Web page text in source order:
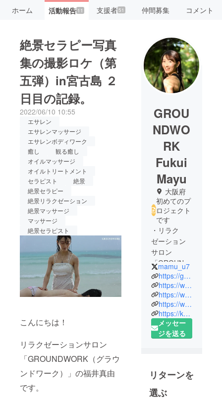
ホーム 活動報告11 支援者51 仲間募集 コメント
絶景セラピー写真
集の撮影ロケ（第
五弾）in宮古島 ２
日目の記録。
2022/06/10 10:55
エサレン
エサレンマッサージ
エサレンボディワーク
癒し
観る癒し
オイルマッサージ
オイルトリートメント
セラピスト
絶景
絶景セラピー
絶景リラクゼーション
絶景マッサージ
マッサージ
絶景セラピスト
こんにちは！
リラクゼーションサロン
「GROUNDWORK（グラウ
ンドワーク）」の福井真由
です。
GROU
NDWO
RK
Fukui
Mayu
大阪府
初めてのプ
ロジェクト
です
・リラク
ゼーション
サロン
「GROUND
WORK（グ
ランドワー
ク）」主宰
（大阪）
・絶景セラ
ピスト
・フリーモ
どうぞ宜し
くお願い致
mamu_u7
https://groundwork-care.com/
https://www.facebook.com/mayu.fukui.3
https://www.instagram.com/mamu.u7/
https://www.instagram.com/groundwork.care/
https://kogaotatsujin.com/
メッセー
ジを送る
リターンを
選ぶ